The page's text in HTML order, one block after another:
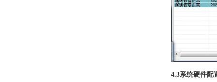
4.3系统硬件配